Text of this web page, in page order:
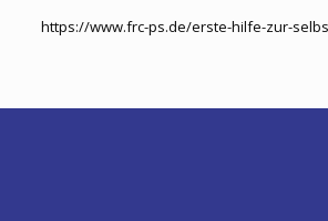
https://www.frc-ps.de/erste-hilfe-zur-